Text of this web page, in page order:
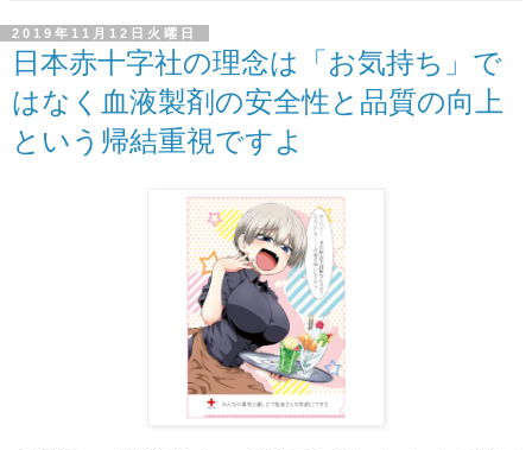
2019年11月12日火曜日
日本赤十字社の理念は「お気持ち」で
はなく血液製剤の安全性と品質の向上
という帰結重視ですよ